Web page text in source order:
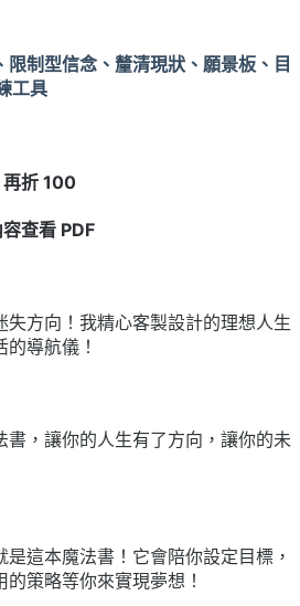
限制型信念、釐清現狀、願景板、目
工具
再折 100
查看 PDF
失方向！我精心客製設計的理想人生
導航儀！
書，讓你的人生有了方向，讓你的未
這本魔法書！它會陪你設定目標，
策略等你來實現夢想！